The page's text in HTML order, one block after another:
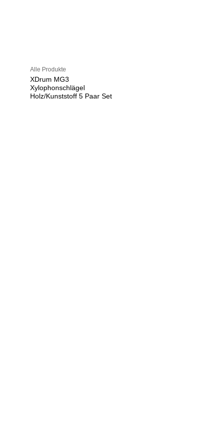
Alle Produkte
XDrum MG3
Xylophonschlägel
Holz/Kunststoff 5 Paar Set